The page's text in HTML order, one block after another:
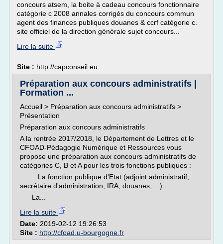
concours atsem, la boite à cadeau concours fonctionnaire
catégorie c 2008 annales corrigés du concours commun
agent des finances publiques douanes & ccrf catégorie c.
site officiel de la direction générale sujet concours...
Lire la suite
Site : http://capconseil.eu
Préparation aux concours administratifs |
Formation ...
Accueil > Préparation aux concours administratifs >
Présentation
Préparation aux concours administratifs
A la rentrée 2017/2018, le Département de Lettres et le
CFOAD-Pédagogie Numérique et Ressources vous
propose une préparation aux concours administratifs de
catégories C, B et A pour les trois fonctions publiques :
La fonction publique d'Etat (adjoint administratif,
secrétaire d'administration, IRA, douanes, ...)
La...
Lire la suite
Date: 2019-02-12 19:26:53
Site : http://cfoad.u-bourgogne.fr